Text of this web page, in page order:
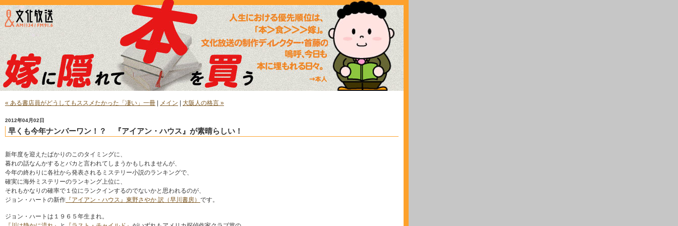
« ある書店員がどうしてもススメたかった「凄い」一冊 メイン 大阪人の格言 »
2012年04月02日
早くも今年ナンバーワン！？ 『アイアン・ハウス』が素晴らしい！
新年度を迎えたばかりのこのタイミングに、
暮れの話なんかするとバカと言われてしまうかもしれませんが、
今年の終わりに各社から発表されるミステリー小説のランキングで、
確実に海外ミステリーのランキング上位に、
それもかなりの確率で１位にランクインするのでないかと思われるのが、
ジョン・ハートの新作 『アイアン・ハウス』東野さやか 訳（早川書房） です。
ジョン・ハートは１９６５年生まれ。